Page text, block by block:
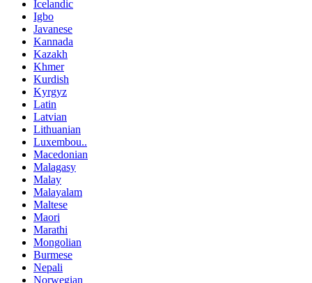
Icelandic
Igbo
Javanese
Kannada
Kazakh
Khmer
Kurdish
Kyrgyz
Latin
Latvian
Lithuanian
Luxembou..
Macedonian
Malagasy
Malay
Malayalam
Maltese
Maori
Marathi
Mongolian
Burmese
Nepali
Norwegian